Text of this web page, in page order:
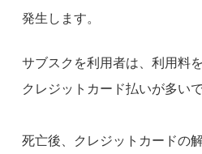
発生します。
サブスクを利用者は、利用料
クレジットカード払いが多い
死亡後、クレジットカードの